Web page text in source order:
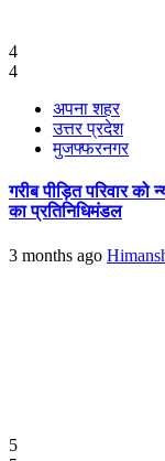
4
4
अपना शहर
उत्तर प्रदेश
मुजफ्फरनगर
गरीब पीड़ित परिवार को
का प्रतिनिधिमंडल
3 months ago
5